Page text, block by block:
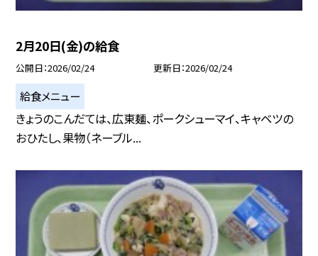
2月20日(金)の給食
公開日 2026/02/24 更新日 2026/02/24
給食メニュー
きょうのこんだては、広東麺、ポークシューマイ、キャベツの
おひたし、果物（ネーブル...